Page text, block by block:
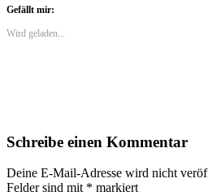
Gefällt mir:
Wird geladen...
Schreibe einen Kommentar
Deine E-Mail-Adresse wird nicht
Felder sind mit * markiert